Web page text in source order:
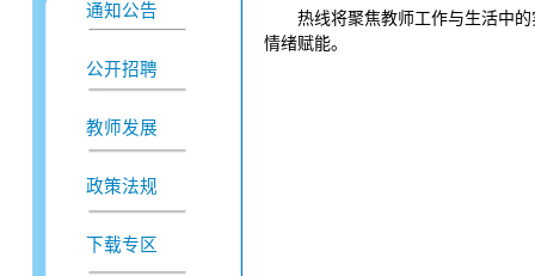
通知公告
公开招聘
教师发展
政策法规
下载专区
热线将聚焦教师工作与生活中
情绪赋能。